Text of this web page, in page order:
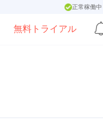
正常稼働
無料トライアル